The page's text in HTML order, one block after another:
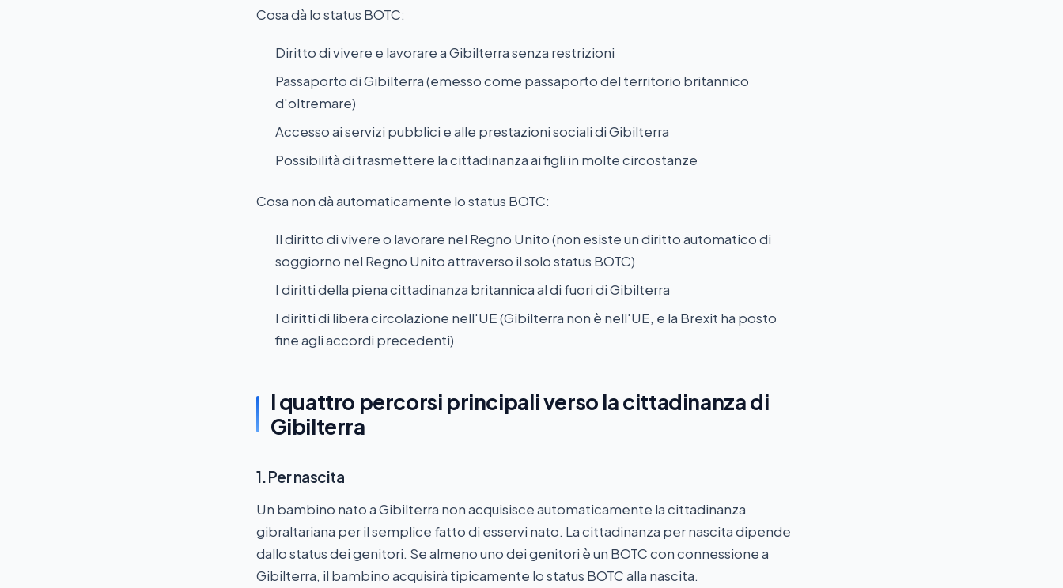
Cosa dà lo status BOTC:
Diritto di vivere e lavorare a Gibilterra senza restrizioni
Passaporto di Gibilterra (emesso come passaporto del territorio britannico
d'oltremare)
Accesso ai servizi pubblici e alle prestazioni sociali di Gibilterra
Possibilità di trasmettere la cittadinanza ai figli in molte circostanze
Cosa non dà automaticamente lo status BOTC:
Il diritto di vivere o lavorare nel Regno Unito (non esiste un diritto automatico di
soggiorno nel Regno Unito attraverso il solo status BOTC)
I diritti della piena cittadinanza britannica al di fuori di Gibilterra
I diritti di libera circolazione nell'UE (Gibilterra non è nell'UE, e la Brexit ha posto
fine agli accordi precedenti)
I quattro percorsi principali verso la cittadinanza di
Gibilterra
1. Per nascita
Un bambino nato a Gibilterra non acquisisce automaticamente la cittadinanza
gibraltariana per il semplice fatto di esservi nato. La cittadinanza per nascita dipende
dallo status dei genitori. Se almeno uno dei genitori è un BOTC con connessione a
Gibilterra, il bambino acquisirà tipicamente lo status BOTC alla nascita.